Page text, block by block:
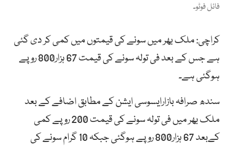
فائل فوٹو۔
کراچی: ملک بھر میں سونے کی قیمتوں میں کمی کر دی گئی
ہے جس کے بعد فی تولہ سونے کی قیمت 67 ہزار800 روپے
ہوگئی ہے۔
سندھ صرافہ بازارایسوسی ایشن کے مطابق اضافے کے بعد
ملک بھر میں فی تولہ سونے کی قیمت 200 روپے کمی
کےبعد 67 ہزار800 روپے ہوگئی جبکہ 10 گرام سونے کی